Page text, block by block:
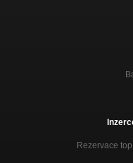
Rezervace